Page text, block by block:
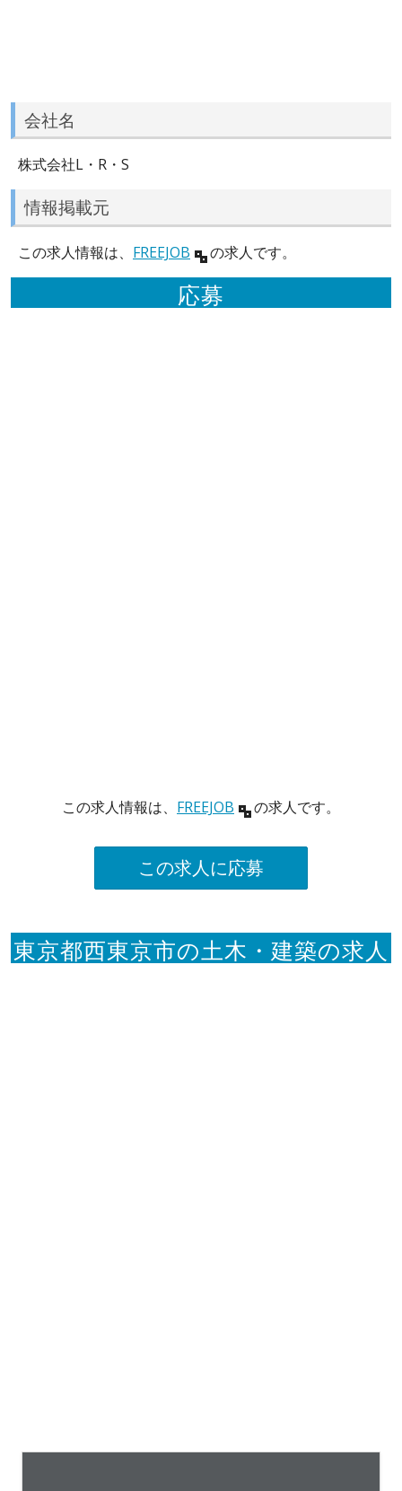
会社名
株式会社L・R・S
情報掲載元
この求人情報は、 FREEJOB の求人です。
応募
この求人情報は、 FREEJOB の求人です。
この求人に応募
東京都西東京市の土木・建築の求人